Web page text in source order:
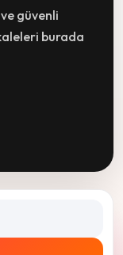
güvenli
burada